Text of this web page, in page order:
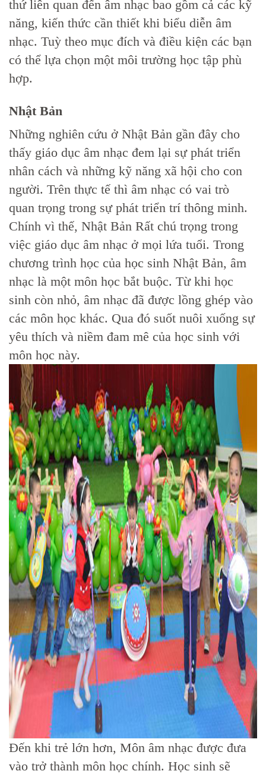
thứ liên quan đến âm nhạc bao gồm cả các kỹ
năng, kiến thức cần thiết khi biểu diễn âm
nhạc. Tuỳ theo mục đích và điều kiện các bạn
có thể lựa chọn một môi trường học tập phù
hợp.
Nhật Bản
Những nghiên cứu ở Nhật Bản gần đây cho
thấy giáo dục âm nhạc đem lại sự phát triển
nhân cách và những kỹ năng xã hội cho con
người. Trên thực tế thì âm nhạc có vai trò
quan trọng trong sự phát triển trí thông minh.
Chính vì thế, Nhật Bản Rất chú trọng trong
việc giáo dục âm nhạc ở mọi lứa tuổi. Trong
chương trình học của học sinh Nhật Bản, âm
nhạc là một môn học bắt buộc. Từ khi học
sinh còn nhỏ, âm nhạc đã được lồng ghép vào
các môn học khác. Qua đó suốt nuôi xuống sự
yêu thích và niềm đam mê của học sinh với
môn học này.
Đến khi trẻ lớn hơn, Môn âm nhạc được đưa
vào trở thành môn học chính. Học sinh sẽ